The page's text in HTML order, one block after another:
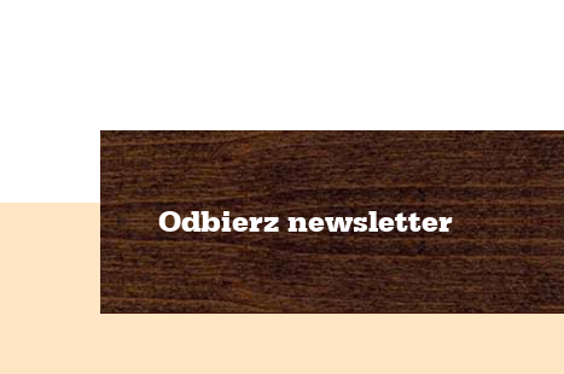
Odbierz newsletter